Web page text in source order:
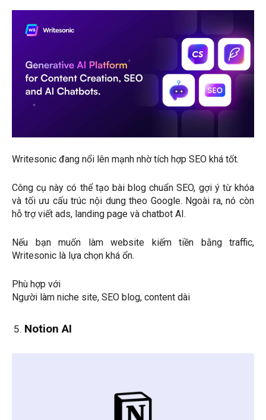
Writesonic đang nổi lên mạnh nhờ tích hợp SEO khá tốt.
Công cụ này có thể tạo bài blog chuẩn SEO, gợi ý từ khóa
và tối ưu cấu trúc nội dung theo Google. Ngoài ra, nó còn
hỗ trợ viết ads, landing page và chatbot AI.
Nếu bạn muốn làm website kiếm tiền bằng traffic,
Writesonic là lựa chọn khá ổn.
Phù hợp với
Người làm niche site, SEO blog, content dài
Notion AI